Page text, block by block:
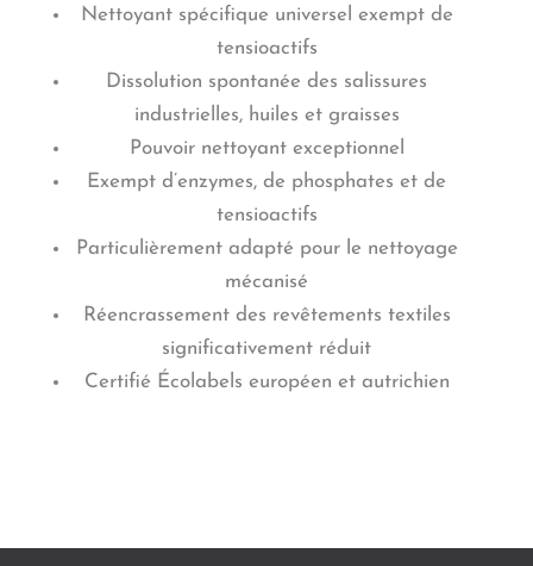
Nettoyant spécifique universel exempt de
tensioactifs
Dissolution spontanée des salissures
industrielles, huiles et graisses
Pouvoir nettoyant exceptionnel
Exempt d’enzymes, de phosphates et de
tensioactifs
Particulièrement adapté pour le nettoyage
mécanisé
Réencrassement des revêtements textiles
significativement réduit
Certifié Écolabels européen et autrichien